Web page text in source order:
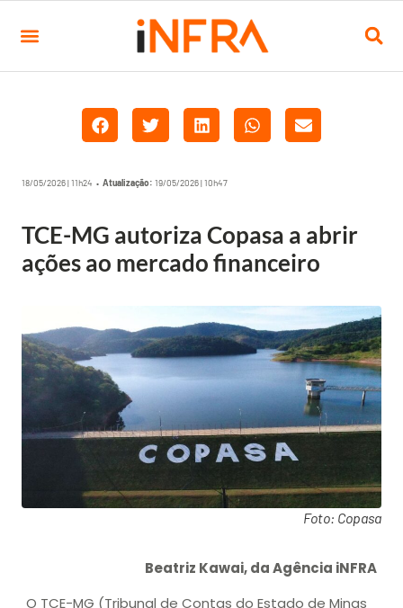
18/05/2026 | 11h24 • Atualização: 19/05/2026 | 10h47
TCE-MG autoriza Copasa a abrir
ações ao mercado financeiro
Foto: Copasa
Beatriz Kawai, da Agência iNFRA
O TCE-MG (Tribunal de Contas do Estado de Minas